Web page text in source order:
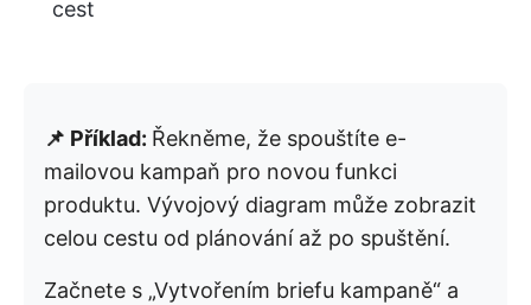
cest
📌 Příklad: Řekněme, že spouštíte e-
mailovou kampaň pro novou funkci
produktu. Vývojový diagram může zobrazit
celou cestu od plánování až po spuštění.
Začnete s „Vytvořením briefu kampaně“ a